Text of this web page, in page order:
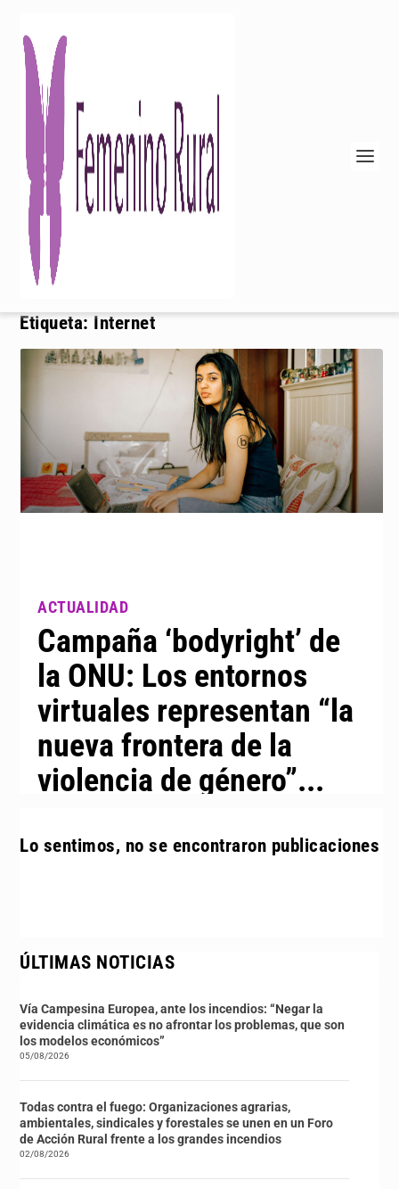
Etiqueta: Internet
Campaña ‘bodyright’ de
la ONU: Los entornos
virtuales representan “la
nueva frontera de la
violencia de género”...
Lo sentimos, no se encontraron publicaciones
ÚLTIMAS NOTICIAS
Vía Campesina Europea, ante los incendios: “Negar la
evidencia climática es no afrontar los problemas, que son
los modelos económicos”
05/08/2026
Todas contra el fuego: Organizaciones agrarias,
ambientales, sindicales y forestales se unen en un Foro
de Acción Rural frente a los grandes incendios
02/08/2026